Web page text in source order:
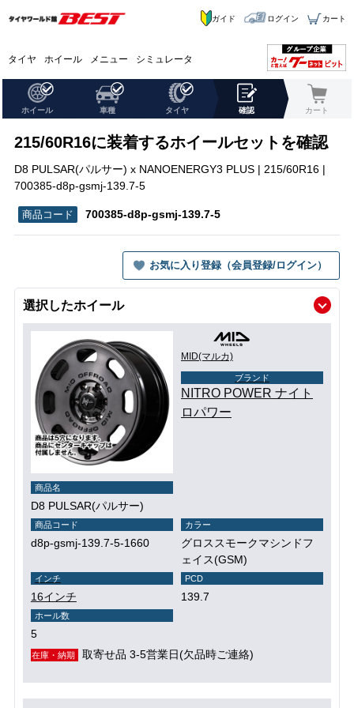
タイヤ ホイール メニュー シミュレータ
ガイド ログイン カート
ホイール 車種 タイヤ 確認 カート
215/60R16に装着するホイールセットを確認
D8 PULSAR(パルサー) x NANOENERGY3 PLUS | 215/60R16 |
700385-d8p-gsmj-139.7-5
700385-d8p-gsmj-139.7-5
お気に入り登録（会員登録/ログイン）
選択したホイール
MID(マルカ)
ブランド
NITRO POWER ナイト
ロパワー
商品名
D8 PULSAR(パルサー)
商品コード
d8p-gsmj-139.7-5-1660
カラー
グロススモークマシンドフ
ェイス(GSM)
インチ
16インチ
PCD
139.7
ホール数
5
在庫・納期 取寄せ品 3-5営業日(欠品時ご連絡)